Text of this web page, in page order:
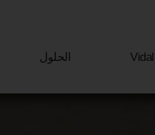
الحلول